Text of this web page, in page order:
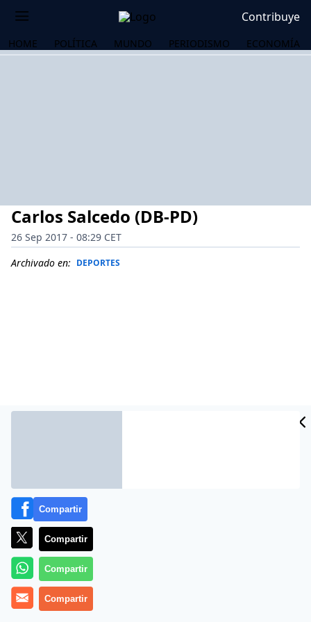
Contribuye
HOME POLÍTICA MUNDO PERIODISMO ECONOMÍA
Carlos Salcedo (DB-PD)
26 Sep 2017 - 08:29 CET
Archivado en: DEPORTES
Compartir
Compartir
Compartir
Compartir